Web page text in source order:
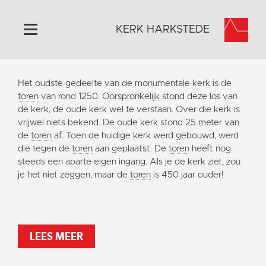
Home
Algemeen
Historie
Omgeving
Activiteiten
Steun ons
KERK HARKSTEDE
Het oudste gedeelte van de monumentale kerk is de
toren van rond 1250. Oorspronkelijk stond deze los van
de kerk, de oude kerk wel te verstaan. Over die kerk is
vrijwel niets bekend. De oude kerk stond 25 meter van
de toren af. Toen de huidige kerk werd gebouwd, werd
die tegen de toren aan geplaatst. De toren heeft nog
steeds een aparte eigen ingang. Als je de kerk ziet, zou
je het niet zeggen, maar de toren is 450 jaar ouder!
LEES MEER